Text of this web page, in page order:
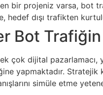
bir projeniz varsa, bot
hedef dışı trafikten
Bot
çok dijital
yapmaktadır. Stratejik
simüle etme